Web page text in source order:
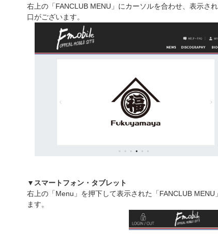
右上の「FANCLUB MENU」にカーソルを合わせ、表示さ
口がございます。
▼スマートフォン・タブレット
右上の「Menu」を押下して表示された「FANCLUB
ます。